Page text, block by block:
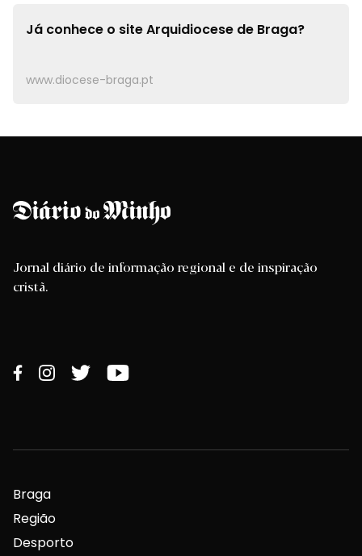
Já conhece o siteArquidiocese de Braga?
www.diocese-braga.pt
Jornal diário de informação regional e de inspiração
cristã.
Braga
Região
Desporto